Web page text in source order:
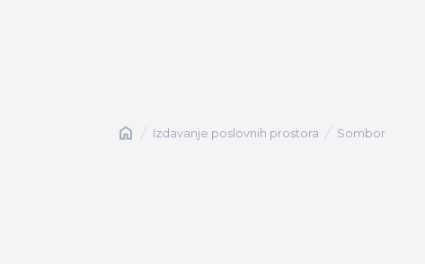
Naslovnaizdavanje poslovnih prostora Sombor